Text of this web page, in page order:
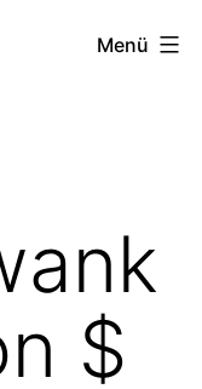
Menü
$